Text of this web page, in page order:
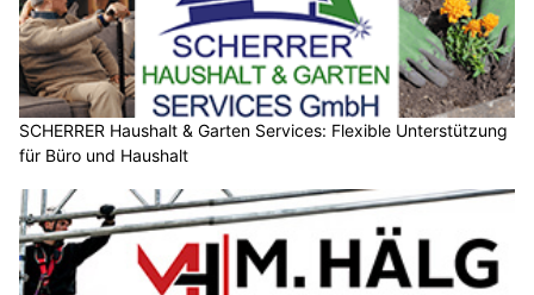
SCHERRER Haushalt & Garten Services: Flexible Unterstützung
für Büro und Haushalt